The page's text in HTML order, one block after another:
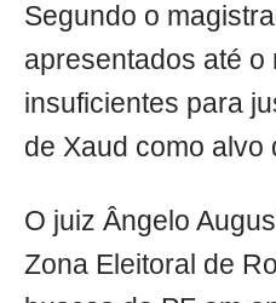
Segundo o
apresentados até o
insuficientes para
de Xaud como alvo
O juiz Ângelo
Zona Eleitoral de